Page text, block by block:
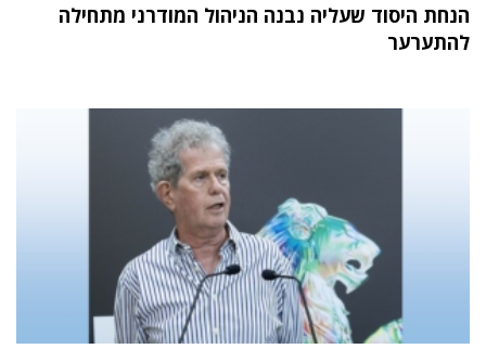
הנחת היסוד שעליה נבנה הניהול המודרני מתחילה
להתערער